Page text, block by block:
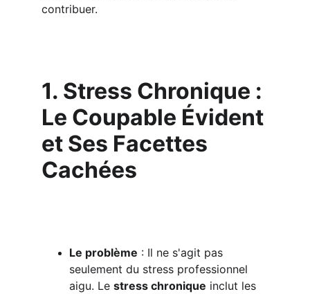
contribuer.
1. Stress Chronique :
Le Coupable Évident
et Ses Facettes
Cachées
Le problème : Il ne s'agit pas
seulement du stress professionnel
aigu. Le stress chronique inclut les